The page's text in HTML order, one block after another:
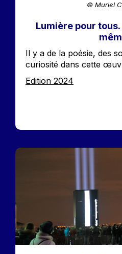
© Muriel
Lumière pour
Accroche
Il y a de la poésie, des
curiosité dans cette
Edition
Edition 2024
Image